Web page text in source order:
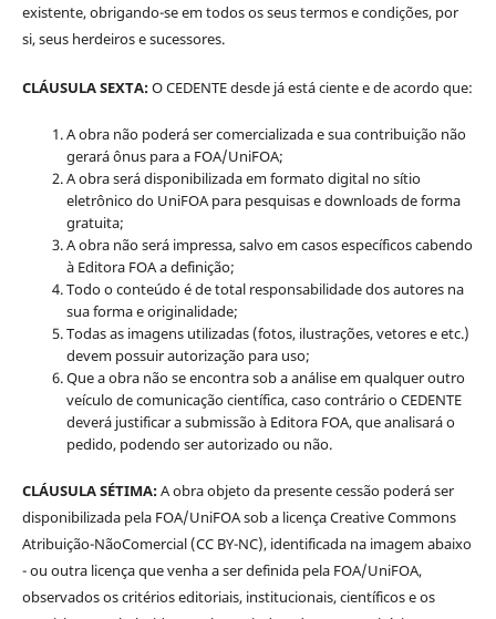
existente, obrigando-se em todos os seus termos e condições, por
si, seus herdeiros e sucessores.
CLÁUSULA SEXTA:O CEDENTE desde já está ciente e de acordo que:
A obra não poderá ser comercializada e sua contribuição não
gerará ônus para a FOA/UniFOA;
A obra será disponibilizada em formato digital no sítio
eletrônico do UniFOA para pesquisas e downloads de forma
gratuita;
A obra não será impressa, salvo em casos específicos cabendo
à Editora FOA a definição;
Todo o conteúdo é de total responsabilidade dos autores na
sua forma e originalidade;
Todas as imagens utilizadas (fotos, ilustrações, vetores e etc.)
devem possuir autorização para uso;
Que a obra não se encontra sob a análise em qualquer outro
veículo de comunicação científica, caso contrário o CEDENTE
deverá justificar a submissão à Editora FOA, que analisará o
pedido, podendo ser autorizado ou não.
CLÁUSULA SÉTIMA:A obra objeto da presente cessão poderá ser
disponibilizada pela FOA/UniFOA sob a licença Creative Commons
Atribuição-NãoComercial (CC BY-NC), identificada na imagem abaixo
- ou outra licença que venha a ser definida pela FOA/UniFOA,
observados os critérios editoriais, institucionais, científicos e os